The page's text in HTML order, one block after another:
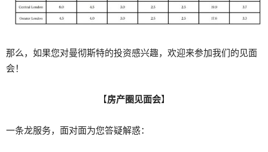
那么，如果您对曼彻斯特的投资感兴趣，欢迎来参加我们的见面
会！
【房产圈见面会】
一条龙服务，面对面为您答疑解惑：